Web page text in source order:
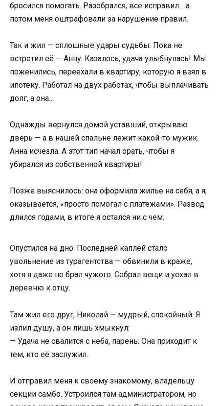
бросился помогать. Разобрался, всё исправил… а
потом меня оштрафовали за нарушение правил.
Так и жил — сплошные удары судьбы. Пока не
встретил её — Анну. Казалось, удача улыбнулась! Мы
поженились, переехали в квартиру, которую я взял в
ипотеку. Работал на двух работах, чтобы выплачивать
долг, а она…
Однажды вернулся домой уставший, открываю
дверь — а в нашей спальне лежит какой-то мужик.
Анна исчезла. А этот тип начал орать, чтобы я
убирался из собственной квартиры!
Позже выяснилось: она оформила жильё на себя, а я,
оказывается, «просто помогал с платежами». Развод
длился годами, в итоге я остался ни с чем.
Опустился на дно. Последней каплей стало
увольнение из турагентства — обвинили в краже,
хотя я даже не брал чужого. Собрал вещи и уехал в
деревню к отцу.
Там жил его друг, Николай — мудрый, спокойный. Я
излил душу, а он лишь хмыкнул:
— Удача не свалится с неба, парень. Она приходит к
тем, кто её заслужил.
И отправил меня к своему знакомому, владельцу
секции самбо. Устроился там администратором, но